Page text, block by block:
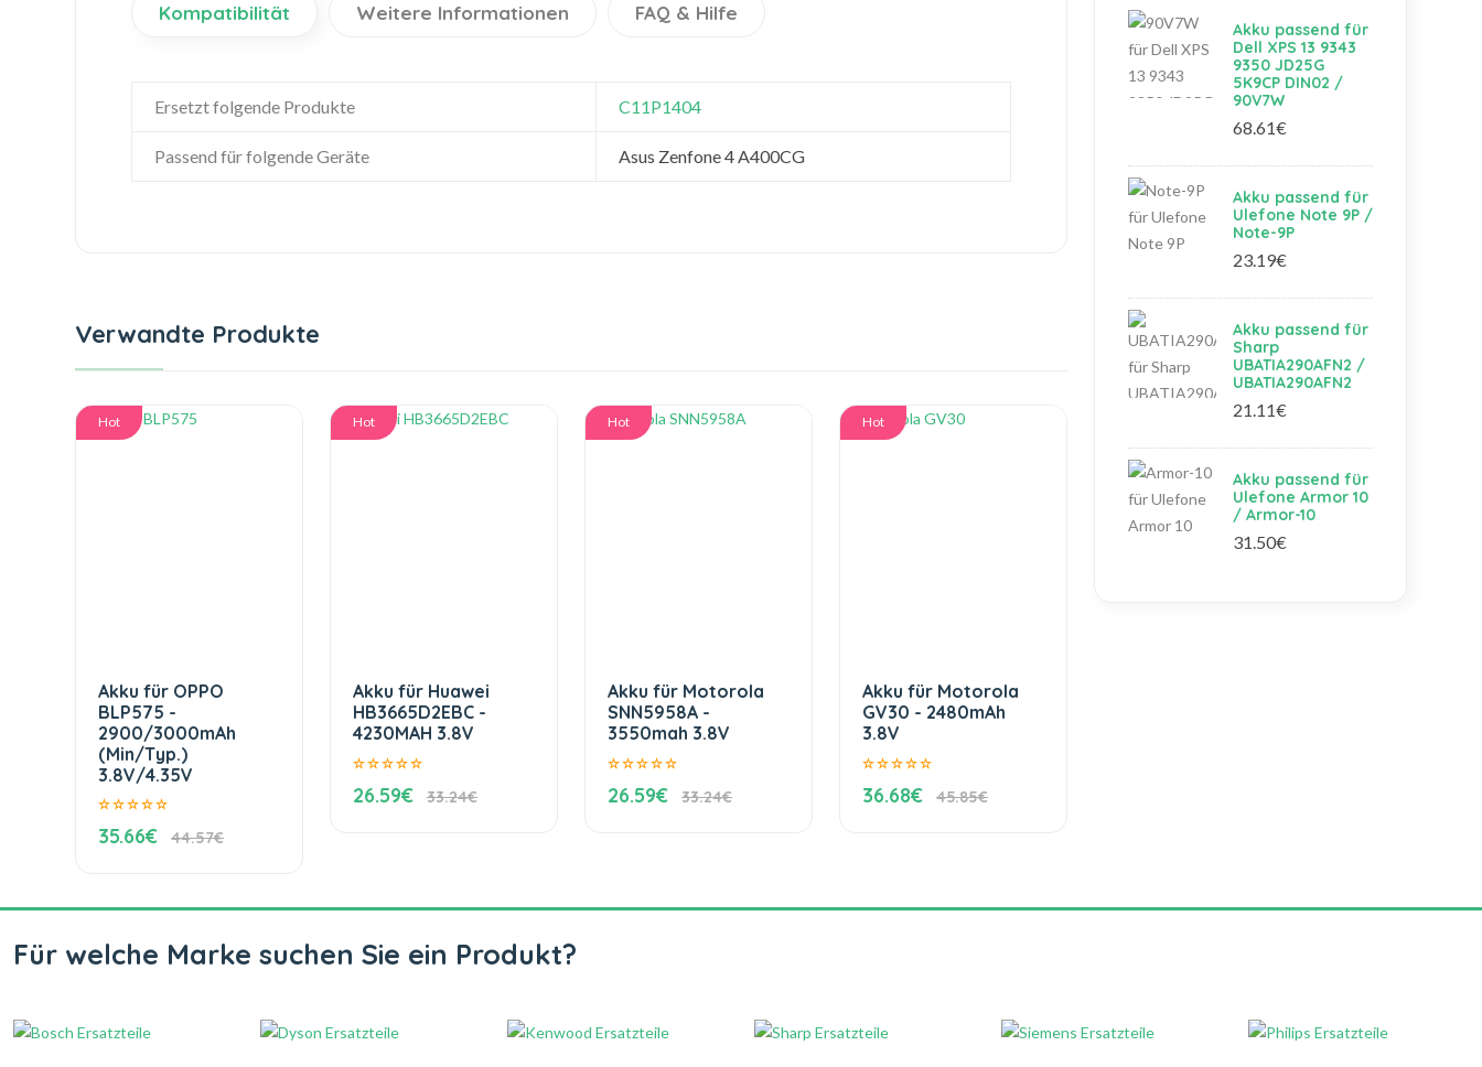
Kompatibilität Weitere Informationen FAQ & Hilfe
Ersetzt folgende Produkte C11P1404
Passend für folgende Geräte Asus Zenfone 4 A400CG
Verwandte Produkte
Hot
Akku für OPPO
BLP575 -
2900/3000mAh
(Min/Typ.)
3.8V/4.35V
35.66€ 44.57€
Hot
Akku für Huawei
HB3665D2EBC -
4230MAH 3.8V
26.59€ 33.24€
Hot
Akku für Motorola
SNN5958A -
3550mah 3.8V
26.59€ 33.24€
Hot
Akku für Motorola
GV30 - 2480mAh
3.8V
36.68€ 45.85€
Akku passend für
Dell XPS 13 9343
9350 JD25G
5K9CP DIN02 /
90V7W
68.61€
Akku passend für
Ulefone Note 9P /
Note-9P
23.19€
Akku passend für
Sharp
UBATIA290AFN2 /
UBATIA290AFN2
21.11€
Akku passend für
Ulefone Armor 10
/ Armor-10
31.50€
Für welche Marke suchen Sie ein Produkt?